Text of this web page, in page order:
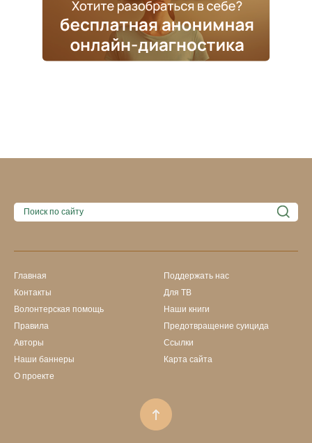
Главная
Контакты
Волонтерская помощь
Правила
Авторы
Наши баннеры
О проекте
Поддержать нас
Для ТВ
Наши книги
Предотвращение суицида
Ссылки
Карта сайта